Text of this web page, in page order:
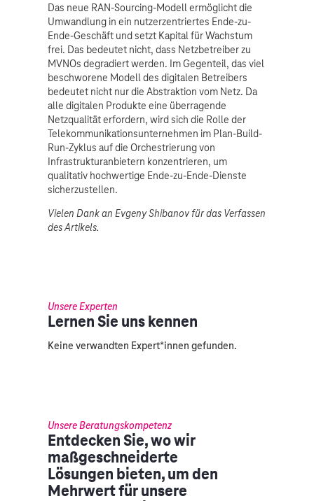
Das neue RAN-Sourcing-Modell ermöglicht die
Umwandlung in ein nutzerzentriertes Ende-zu-
Ende-Geschäft und setzt Kapital für Wachstum
frei. Das bedeutet nicht, dass Netzbetreiber zu
MVNOs degradiert werden. Im Gegenteil, das viel
beschworene Modell des digitalen Betreibers
bedeutet nicht nur die Abstraktion vom Netz. Da
alle digitalen Produkte eine überragende
Netzqualität erfordern, wird sich die Rolle der
Telekommunikationsunternehmen im Plan-Build-
Run-Zyklus auf die Orchestrierung von
Infrastrukturanbietern konzentrieren, um
qualitativ hochwertige Ende-zu-Ende-Dienste
sicherzustellen.
Vielen Dank an Evgeny Shibanov für das Verfassen
des Artikels.
Unsere Experten
Lernen Sie uns kennen
Keine verwandten Expert*innen gefunden.
Unsere Beratungskompetenz
Entdecken Sie, wo wir
maßgeschneiderte
Lösungen bieten, um den
Mehrwert für unsere